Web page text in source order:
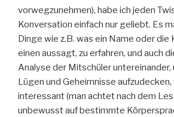
vorwegzunehmen), habe ich jeden
Konversation einfach nur geliebt. Es
Dinge wie z.B. was ein Name oder die
einen aussagt, zu erfahren, und auch
Analyse der Mitschüler untereinander,
Lügen und Geheimnisse
interessant (man achtet nach dem
unbewusst auf bestimmte